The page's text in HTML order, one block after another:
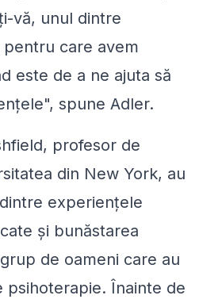
vă, unul dintre
care avem
este de a ne ajuta să
spune Adler.
profesor de
din New York, au
experiențele
și bunăstarea
de oameni care au
psihoterapie. Înainte de